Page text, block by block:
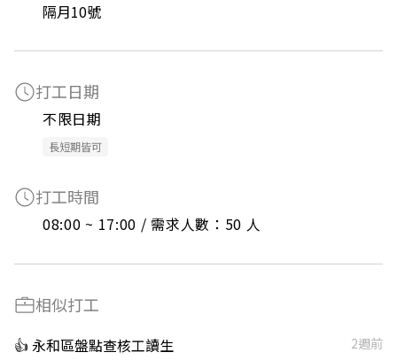
隔月10號
打工日期
不限日期
長短期皆可
打工時間
08:00 ~ 17:00 / 需求人數：50 人
相似打工
👍 永和區盤點查核工讀生
2週前